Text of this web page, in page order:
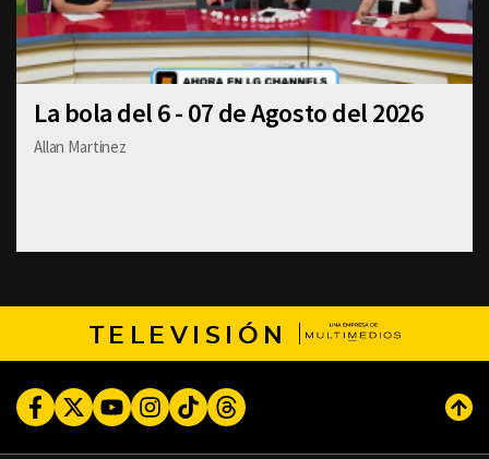
La bola del 6 - 07 de Agosto del 2026
Allan Martinez
TELEVISIÓN
FacebookTwitterYoutubeInstagram
TikTokThreads